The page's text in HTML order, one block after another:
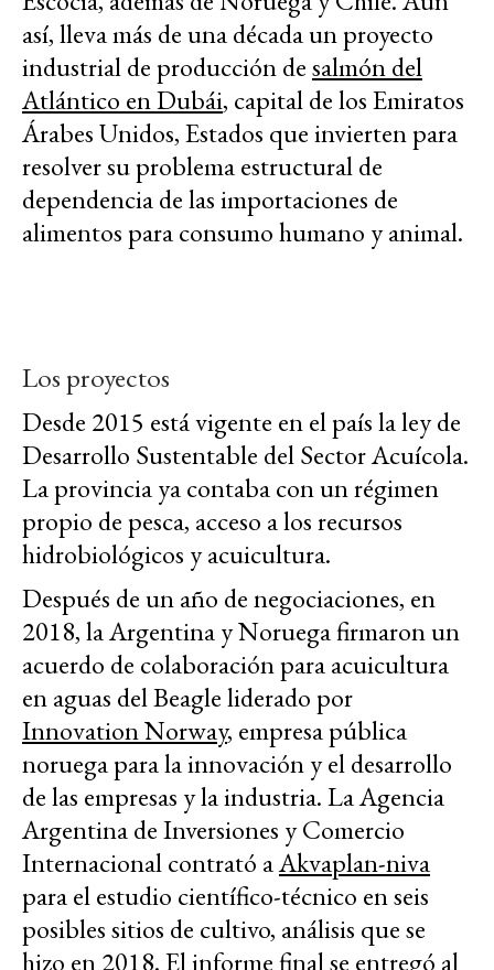
así,lleva más de una década un proyecto
industrial de producción desalmón del
Atlántico en Dubái, capital de los Emiratos
Árabes Unidos, Estados que invierten para
resolver su problema estructural de
dependencia de las importaciones de
alimentos para consumo humano y animal.
Los proyectos
Desde 2015 está vigente en el país la ley de
Desarrollo Sustentable del Sector Acuícola.
La provincia ya contaba con un régimen
propio de pesca, acceso a los recursos
hidrobiológicos y acuicultura.
Después de un año de negociaciones, en
2018, la Argentina y Noruega firmaron un
acuerdo de colaboración para acuicultura
en aguas del Beagle liderado por
Innovation Norway, empresa pública
noruega para la innovación y el desarrollo
de las empresas y la industria. La Agencia
Argentina de Inversiones y Comercio
Internacional contrató aAkvaplan-niva
para el estudio científico-técnico en seis
posibles sitios de cultivo, análisis que se
hizo en 2018. El informe final se entregó al